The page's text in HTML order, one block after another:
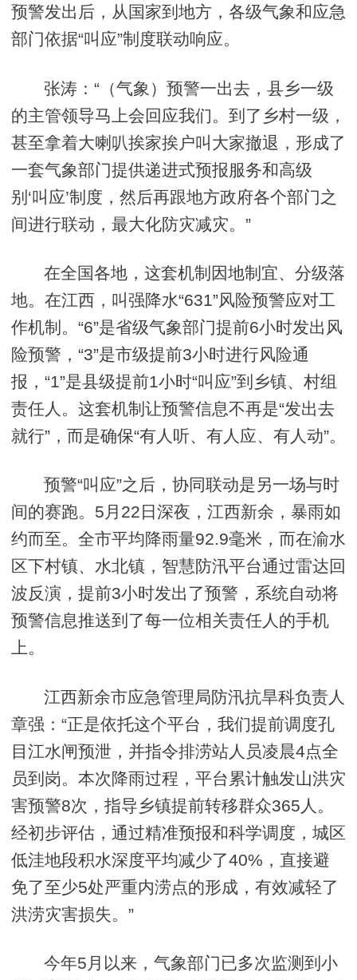
预警发出后，从国家到地方，各级气象和应急
部门依据“叫应”制度联动响应。
张涛：“（气象）预警一出去，县乡一级
的主管领导马上会回应我们。到了乡村一级，
甚至拿着大喇叭挨家挨户叫大家撤退，形成了
一套气象部门提供递进式预报服务和高级
别‘叫应’制度，然后再跟地方政府各个部门之
间进行联动，最大化防灾减灾。”
在全国各地，这套机制因地制宜、分级落
地。在江西，叫强降水“631”风险预警应对工
作机制。“6”是省级气象部门提前6小时发出风
险预警，“3”是市级提前3小时进行风险通
报，“1”是县级提前1小时“叫应”到乡镇、村组
责任人。这套机制让预警信息不再是“发出去
就行”，而是确保“有人听、有人应、有人动”。
预警“叫应”之后，协同联动是另一场与时
间的赛跑。5月22日深夜，江西新余，暴雨如
约而至。全市平均降雨量92.9毫米，而在渝水
区下村镇、水北镇，智慧防汛平台通过雷达回
波反演，提前3小时发出了预警，系统自动将
预警信息推送到了每一位相关责任人的手机
上。
江西新余市应急管理局防汛抗旱科负责人
章强：“正是依托这个平台，我们提前调度孔
目江水闸预泄，并指令排涝站人员凌晨4点全
员到岗。本次降雨过程，平台累计触发山洪灾
害预警8次，指导乡镇提前转移群众365人。
经初步评估，通过精准预报和科学调度，城区
低洼地段积水深度平均减少了40%，直接避
免了至少5处严重内涝点的形成，有效减轻了
洪涝灾害损失。”
今年5月以来，气象部门已多次监测到小